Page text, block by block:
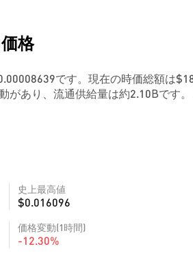
格
です。現在の時価総額は
があり、流通供給量は約2.10Bです
史上最高値
$0.016096
価格変動(1時間)
-12.30%